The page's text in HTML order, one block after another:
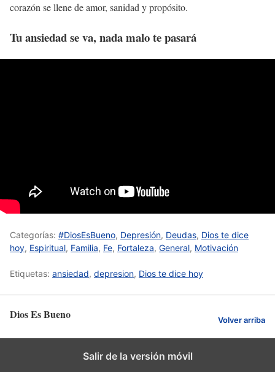
corazón se llene de amor, sanidad y propósito.
Tu ansiedad se va, nada malo te pasará
Categorías: #DiosEsBueno, Depresión, Deudas, Dios te dice
hoy, Espiritual, Familia, Fe, Fortaleza, General, Motivación
Etiquetas: ansiedad, depresion, Dios te dice hoy
Dios Es Bueno Volver arriba
Salir de la versión móvil